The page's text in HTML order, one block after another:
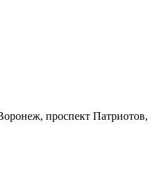
проспект Патриотов,